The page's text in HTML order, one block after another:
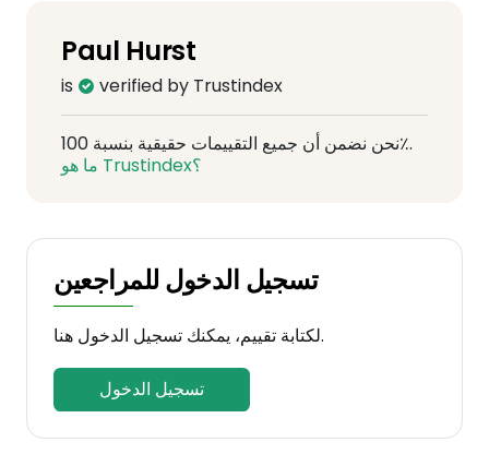
Paul Hurst
is verified by Trustindex
نحن نضمن أن جميع التقييمات حقيقية بنسبة 100٪.
ما هو Trustindex؟
تسجيل الدخول للمراجعين
لكتابة تقييم، يمكنك تسجيل الدخول هنا.
تسجيل الدخول